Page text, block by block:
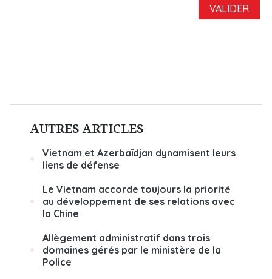
AUTRES ARTICLES
Vietnam et Azerbaïdjan dynamisent leurs
liens de défense
Le Vietnam accorde toujours la priorité
au développement de ses relations avec
la Chine
Allègement administratif dans trois
domaines gérés par le ministère de la
Police